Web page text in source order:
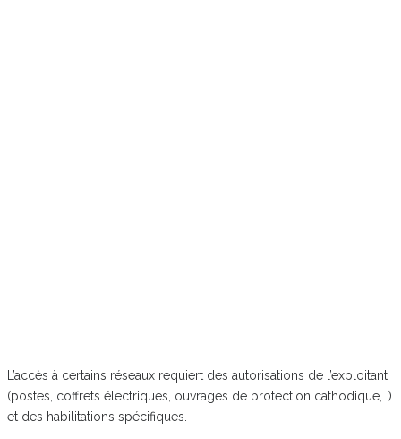
L’accès à certains réseaux requiert des autorisations de l’exploitant
(postes, coffrets électriques, ouvrages de protection cathodique,…)
et des habilitations spécifiques.